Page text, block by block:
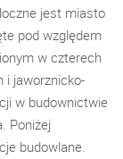
jest miasto
pod względem
w czterech
i jaworznicko-
w budownictwie
Poniżej
budowlane.